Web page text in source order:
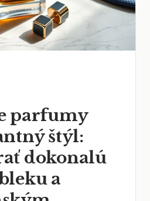
parfumy
štýl:
dokonalú
a